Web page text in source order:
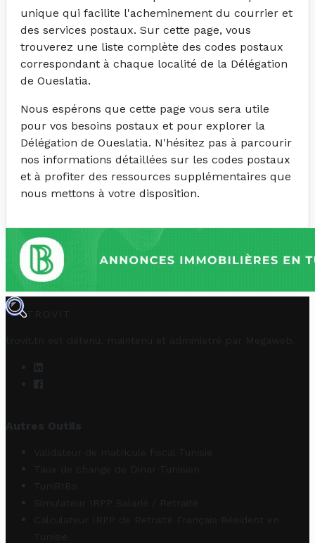
unique qui facilite l'acheminement du courrier et
des services postaux. Sur cette page, vous
trouverez une liste complète des codes postaux
correspondant à chaque localité de la Délégation
de Oueslatia.
Nous espérons que cette page vous sera utile
pour vos besoins postaux et pour explorer la
Délégation de Oueslatia. N'hésitez pas à parcourir
nos informations détaillées sur les codes postaux
et à profiter des ressources supplémentaires que
nous mettons à votre disposition.
TROVIT
trovit.tn est détenu, maintenu et administré par Megaweb
Autres Outils
Validateur de matricule fiscal Tunisie
Taux de change de Dinar Tunisien
TuniRIBs
Simulateur IRPP Salarié / Retraité
Calculateur IRPP de Retraité Français Résident en
Tunisie